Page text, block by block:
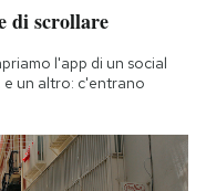
di scrollare
l'app di un social
un altro: c'entrano